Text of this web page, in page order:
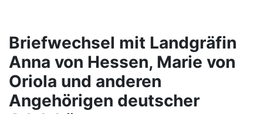
Briefwechsel mit Landgräfin
Anna von Hessen, Marie von
Oriola und anderen
Angehörigen deutscher